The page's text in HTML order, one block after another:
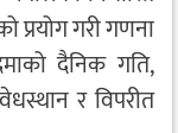
प्रयोग गरी गणना
दैनिक गति,
र विपरीत